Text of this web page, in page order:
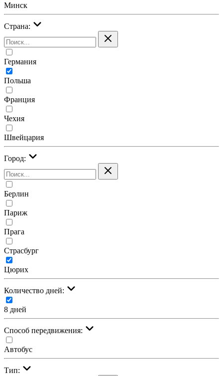
Минск
Страна:
Германия
Польша
Франция
Чехия
Швейцария
Город:
Берлин
Париж
Прага
Страсбург
Цюрих
Количество дней:
8 дней
Cпособ передвижения:
Автобус
Тип: